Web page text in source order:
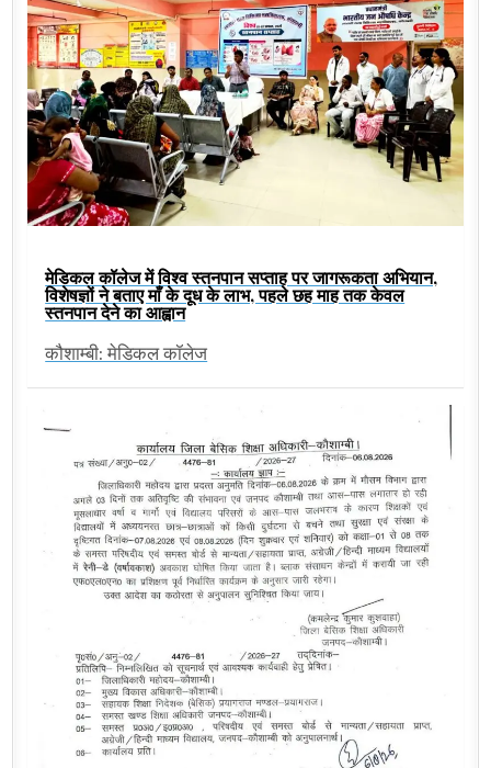
मेडिकल कॉलेज में विश्व स्तनपान सप्ताह पर जागरूकता अभियान,
विशेषज्ञों ने बताए माँ के दूध के लाभ, पहले छह माह तक केवल
स्तनपान देने का आह्वान
कौशाम्बी: मेडिकल कॉलेज